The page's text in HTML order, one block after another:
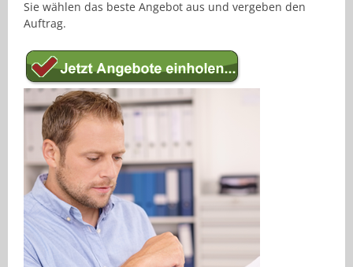
Sie wählen das beste Angebot aus und vergeben den
Auftrag.